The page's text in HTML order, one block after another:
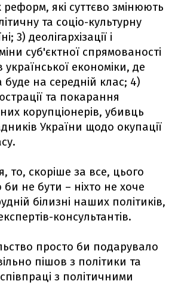
які суттєво змінюють
та соціо-культурну
3) деолігархізації і
суб'єктної спрямованості
української економіки, де
на середній клас; 4)
та покарання
корупціонерів, убивць
України щодо окупації
то, скоріше за все, цього
не бути – ніхто не хоче
білизні наших політиків,
консультантів.
просто би подарувало
пішов з політики та
з політичними